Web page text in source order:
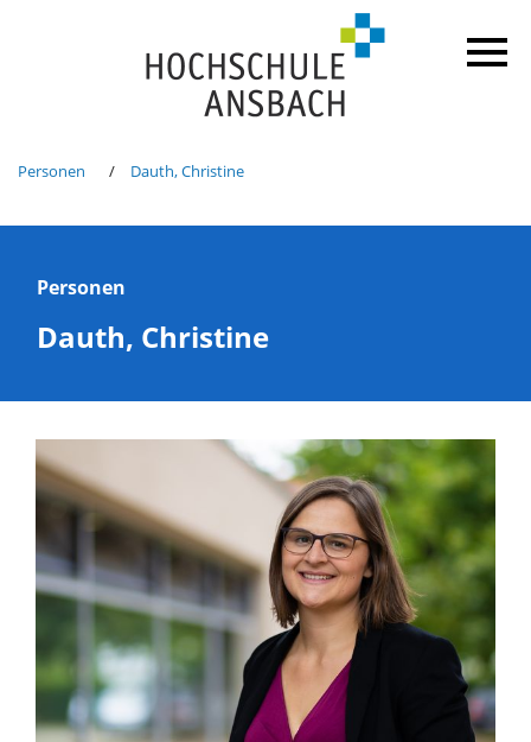
Personen Dauth, Christine
Personen
Dauth, Christine